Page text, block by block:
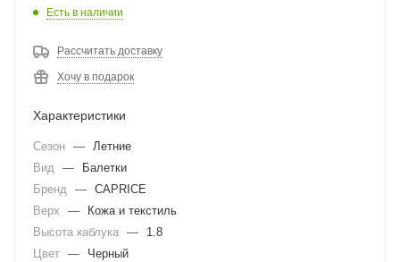
Есть в наличии
Рассчитать доставку
Хочу в подарок
Характеристики
Сезон —
Летние
Вид
—
Балетки
Бренд
— CAPRICE
Верх
—
Кожа и текстиль
Высота каблука —
1.8
Цвет —
Черный